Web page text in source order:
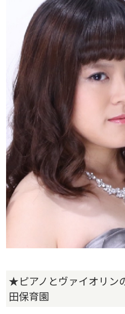
★ピアノとヴァイオリ
田保育園